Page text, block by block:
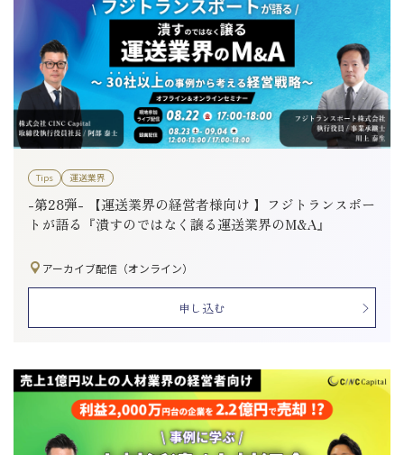
Tips 運送業界
-第28弾- 【運送業界の経営者様向け 】フジトランスポー
トが語る『潰すのではなく譲る運送業界のM&A』
アーカイブ配信（オンライン）
申し込む